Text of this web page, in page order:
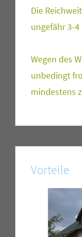
Die
ungefähr 3-4
Wegen des
unbedingt
mindestens
Vorteile